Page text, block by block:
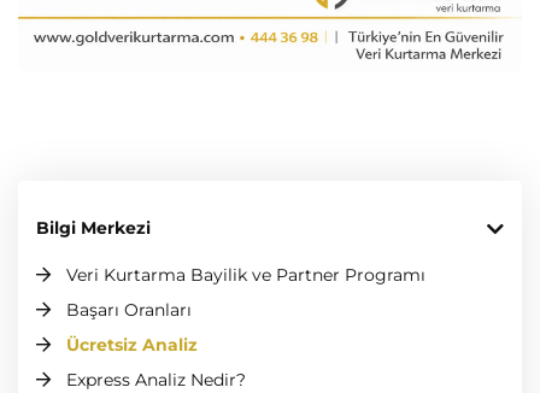
Bilgi Merkezi
Veri Kurtarma Bayilik ve Partner Programı
Başarı Oranları
Ücretsiz Analiz
Express Analiz Nedir?